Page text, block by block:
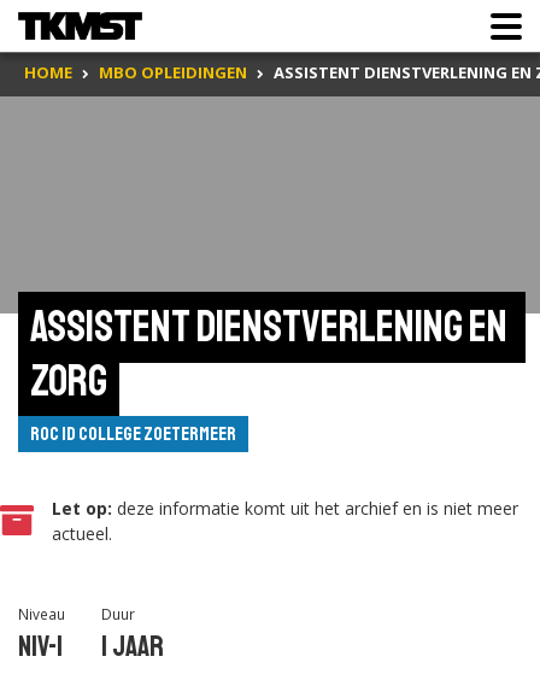
HOME MBO OPLEIDINGEN ASSISTENT DIENSTVERLENING EN
Assistent dienstverlening en
zorg
ROC ID College Zoetermeer
Let op: deze informatie komt uit het archief en is niet meer
actueel.
Niveau
Niv-1
Duur
1 jaar